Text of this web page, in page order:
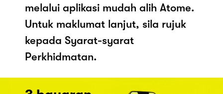
melalui aplikasi mudah alih Atome.
Untuk maklumat lanjut, sila rujuk
kepada Syarat-syarat
Perkhidmatan.